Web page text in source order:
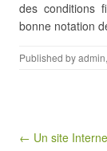
des conditions
bonne notation
Published byadmin
Post navigation
← Un site